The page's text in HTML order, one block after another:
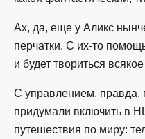
Ах, да, еще у Аликс
перчатки. С их-то
и будет твориться
С управлением, правда,
придумали включить в
путешествия по миру: